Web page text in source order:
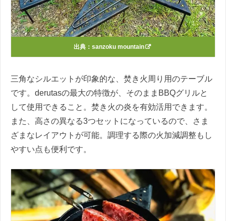
出典： sanzoku mountain
三角なシルエットが印象的な、焚き火周り用のテーブル
です。derutasの最大の特徴が、そのままBBQグリルと
して使用できること。焚き火の炎を有効活用できます。
また、高さの異なる3つセットになっているので、さま
ざまなレイアウトが可能。調理する際の火加減調整もし
やすい点も便利です。